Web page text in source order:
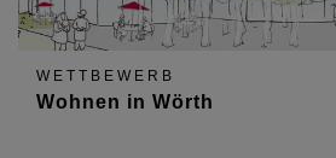
WETTBEWERB
Wohnen in Wörth